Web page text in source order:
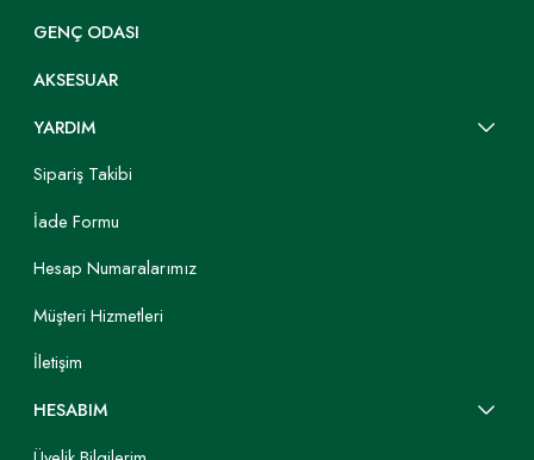
GENÇ ODASI
AKSESUAR
YARDIM
Sipariş Takibi
İade Formu
Hesap Numaralarımız
Müşteri Hizmetleri
İletişim
HESABIM